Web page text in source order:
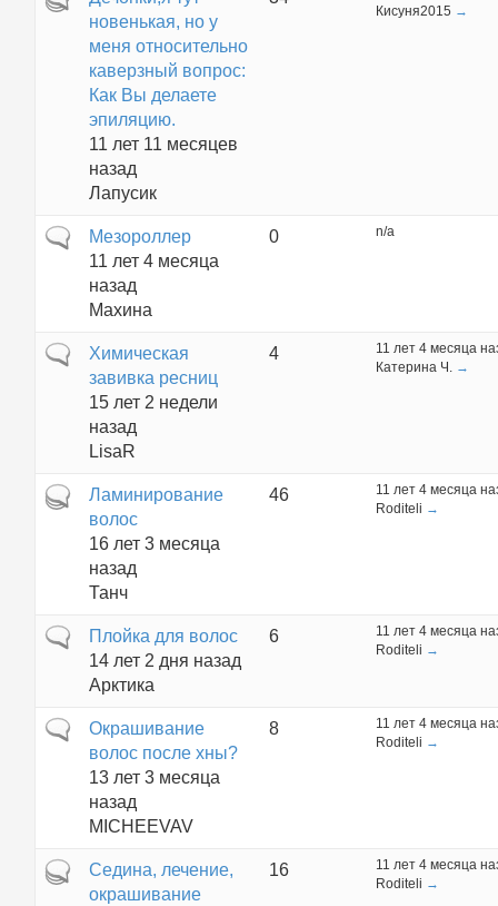
новенькая, но у
меня относительно
каверзный вопрос:
Как Вы делаете
эпиляцию.
11 лет 11 месяцев
назад
Лапусик
Кисуня2015 →
Обычная тема
Мезороллер
11 лет 4 месяца
назад
Махина
0 n/a
Обычная тема
Химическая
завивка ресниц
15 лет 2 недели
назад
LisaR
4
11 лет 4 месяца
Катерина Ч. →
Горячая тема
Ламинирование
волос
16 лет 3 месяца
назад
Танч
46
11 лет 4 месяца
Roditeli →
Обычная тема
Плойка для волос
14 лет 2 дня назад
Арктика
6
11 лет 4 месяца
Roditeli →
Обычная тема
Окрашивание
волос после хны?
13 лет 3 месяца
назад
MICHEEVAV
8
11 лет 4 месяца
Roditeli →
Горячая тема
Седина, лечение,
окрашивание
16
11 лет 4 месяца
Roditeli →